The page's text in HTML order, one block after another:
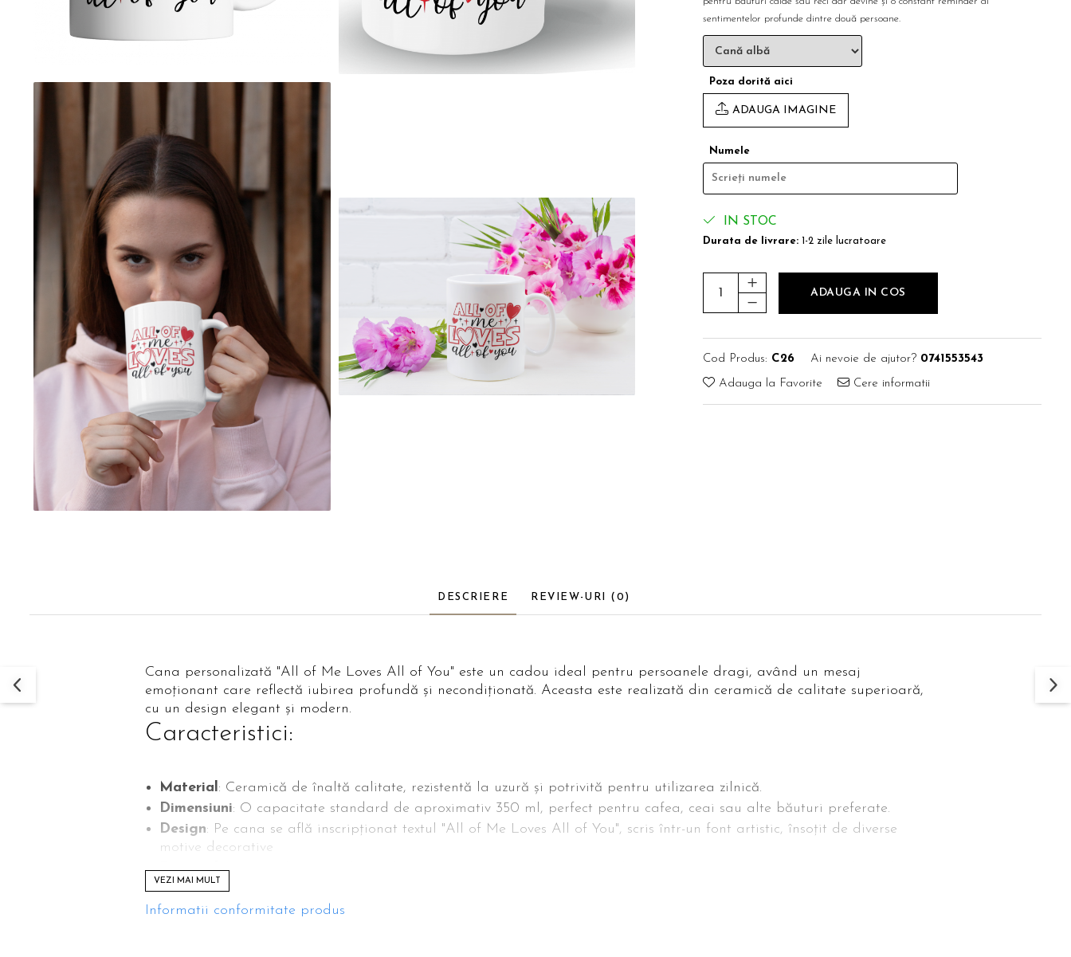
Tavita de mot
Pahare personalizate
sentimentelor profunde dintre două persoane.
Poza dorită aici
ADAUGA IMAGINE
Numele
IN STOC
Durata de livrare: 1-2 zile lucratoare
ADAUGA IN COS
Cod Produs: C26 Ai nevoie de ajutor? 0741553543
Adauga la Favorite Cere informatii
DESCRIERE REVIEW-URI (0)
Cana personalizată "All of Me Loves All of You" este un cadou ideal pentru persoanele dragi, având un mesaj
emoționant care reflectă iubirea profundă și necondiționată. Aceasta este realizată din ceramică de calitate superioară,
cu un design elegant și modern.
Caracteristici:
Material: Ceramică de înaltă calitate, rezistentă la uzură și potrivită pentru utilizarea zilnică.
Dimensiuni: O capacitate standard de aproximativ 350 ml, perfect pentru cafea, ceai sau alte băuturi preferate.
Design: Pe cana se află inscripționat textul "All of Me Loves All of You", scris într-un font artistic, însoțit de diverse
motive decorative
Personalizare
astfel cu adevărat unică.
Culori disponibile: Varietate de culori pentru a se potrivi stilului preferat al destinatarului.
VEZI MAI MULT
Informatii conformitate produs